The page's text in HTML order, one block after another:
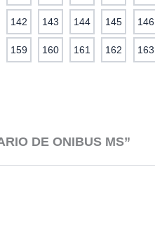
142 143 144 145 146
159 160 161 162 163
DE ONIBUS MS”